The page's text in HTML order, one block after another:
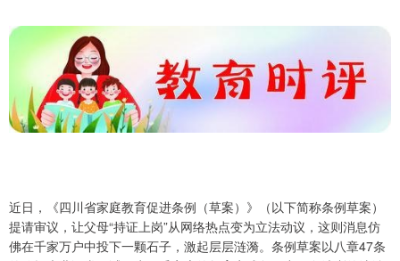
近日，《四川省家庭教育促进条例（草案）》（以下简称条例草案）
提请审议，让父母“持证上岗”从网络热点变为立法动议，这则消息仿
佛在千家万户中投下一颗石子，激起层层涟漪。条例草案以八章47条